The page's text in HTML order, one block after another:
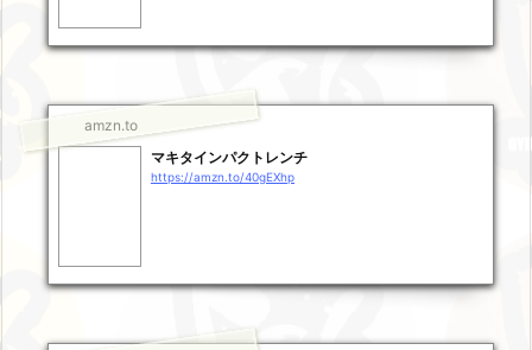
amzn.to
マキタインパクトレンチ
https://amzn.to/40gEXhp